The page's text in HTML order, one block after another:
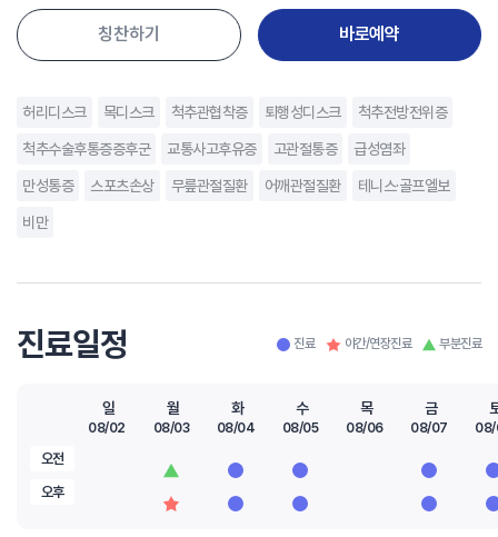
칭찬하기 바로예약
허리디스크 목디스크 척추관협착증 퇴행성디스크 척추전방전위증
척추수술후통증증후군 교통사고후유증 고관절통증 급성염좌
만성통증 스포츠손상 무릎관절질환 어깨관절질환 테니스·골프엘보
비만
진료일정 진료 야간/연장진료 부분진료
오전
오후
일
08/02
월
08/03
화
08/04
수
08/05
목
08/06
금
08/07